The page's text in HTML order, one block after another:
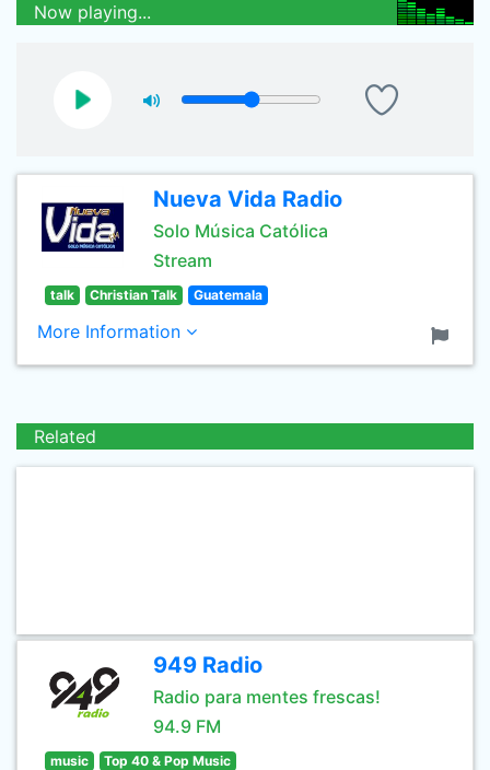
Now playing...
Nueva Vida Radio
Solo Música Católica
Stream
talk Christian Talk Guatemala
More Information
Related
949 Radio
Radio para mentes frescas!
94.9 FM
music Top 40 & Pop Music